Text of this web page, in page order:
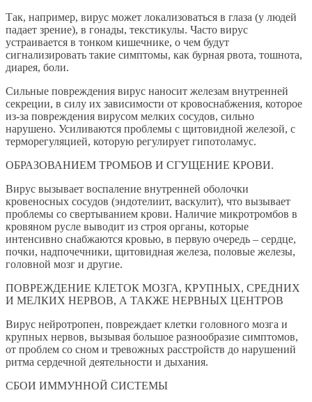
Так, например, вирус может локализоваться в глаза (у людей
падает зрение), в гонады, текстикулы. Часто вирус
устраивается в тонком кишечнике, о чем будут
сигнализировать такие симптомы, как бурная рвота, тошнота,
диарея, боли.
Сильные повреждения вирус наносит железам внутренней
секреции, в силу их зависимости от кровоснабжения, которое
из-за повреждения вирусом мелких сосудов, сильно
нарушено. Усиливаются проблемы с щитовидной железой, с
терморегуляцией, которую регулирует гипотоламус.
ОБРАЗОВАНИЕМ ТРОМБОВ И СГУЩЕНИЕ КРОВИ.
Вирус вызывает воспаление внутренней оболочки
кровеносных сосудов (эндотелиит, васкулит), что вызывает
проблемы со свертыванием крови. Наличие микротромбов в
кровяном русле выводит из строя органы, которые
интенсивно снабжаются кровью, в первую очередь – сердце,
почки, надпочечники, щитовидная железа, половые железы,
головной мозг и другие.
ПОВРЕЖДЕНИЕ КЛЕТОК МОЗГА, КРУПНЫХ, СРЕДНИХ
И МЕЛКИХ НЕРВОВ, А ТАКЖЕ НЕРВНЫХ ЦЕНТРОВ
Вирус нейротропен, повреждает клетки головного мозга и
крупных нервов, вызывая большое разнообразие симптомов,
от проблем со сном и тревожных расстройств до нарушений
ритма сердечной деятельности и дыхания.
СБОИ ИММУННОЙ СИСТЕМЫ